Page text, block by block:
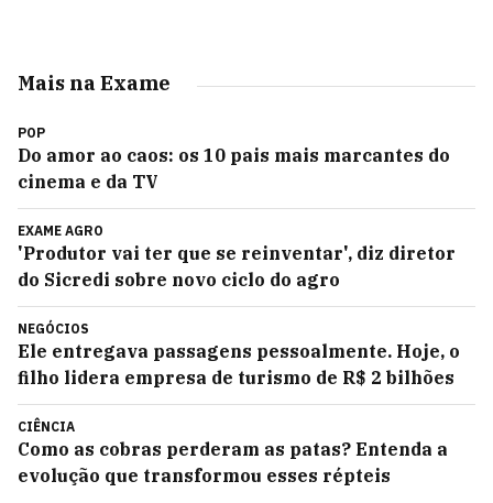
Mais na Exame
POP
Do amor ao caos: os 10 pais mais marcantes do
cinema e da TV
EXAME AGRO
'Produtor vai ter que se reinventar', diz diretor
do Sicredi sobre novo ciclo do agro
NEGÓCIOS
Ele entregava passagens pessoalmente. Hoje, o
filho lidera empresa de turismo de R$ 2 bilhões
CIÊNCIA
Como as cobras perderam as patas? Entenda a
evolução que transformou esses répteis